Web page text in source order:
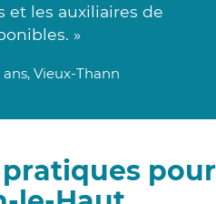
et les auxiliaires de
»
ans, Vieux-Thann
pour